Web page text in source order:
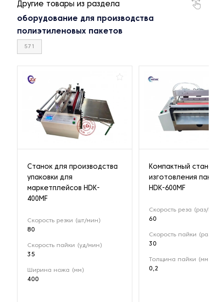
Другие товары из раздела
оборудование для производства
полиэтиленовых пакетов
571
Станок для производства
упаковки для
маркетплейсов HDK-
400MF
Скорость резки (шт/мин)
80
Скорость пайки (уд/мин)
35
Ширина ножа (мм)
400
Компактный
изготовления
HDK-600MF
Скорость реза (раз/
60
Скорость пайки (раз/
30
Толщина пайки (мм)
0,2